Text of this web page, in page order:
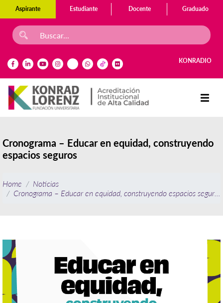
Aspirante Estudiante Docente Graduado
KONRADIO
Cronograma – Educar en equidad, construyendo
espacios seguros
Home
Noticias
Cronograma – Educar en equidad, construyendo espacios seguros